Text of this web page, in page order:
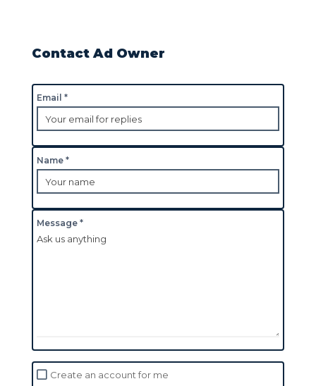
Contact Ad Owner
Email *
Name *
Message *
Create an account for me